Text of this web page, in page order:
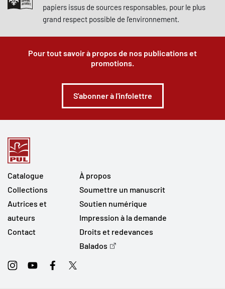
papiers issus de sources responsables, pour le plus
grand respect possible de l'environnement.
Pour tout savoir à propos de nos publications et
promotions.
S'abonner à l'infolettre
Catalogue
Collections
Autrices et
auteurs
Contact
À propos
Soumettre un manuscrit
Soutien numérique
Impression à la demande
Droits et redevances
Balados
InstagramYoutubeFacebookTwitter